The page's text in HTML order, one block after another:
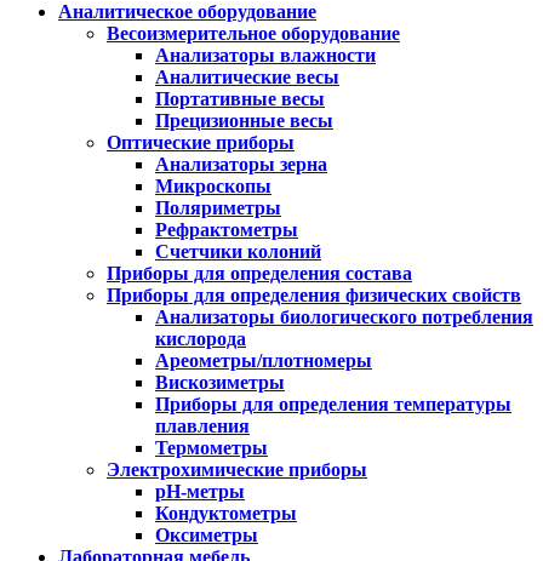
Аналитическое оборудование
Весоизмерительное оборудование
Анализаторы влажности
Аналитические весы
Портативные весы
Прецизионные весы
Оптические приборы
Анализаторы зерна
Микроскопы
Поляриметры
Рефрактометры
Счетчики колоний
Приборы для определения состава
Приборы для определения физических свойств
Анализаторы биологического потребления
кислорода
Ареометры/плотномеры
Вискозиметры
Приборы для определения температуры
плавления
Термометры
Электрохимические приборы
pH-метры
Кондуктометры
Оксиметры
Лабораторная мебель